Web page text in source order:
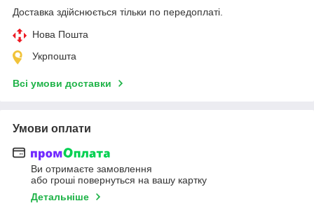
Доставка здійснюється тільки по передоплаті.
Нова Пошта
Укрпошта
Всі умови доставки
Умови оплати
Ви отримаєте замовлення
або гроші повернуться на вашу картку
Детальніше